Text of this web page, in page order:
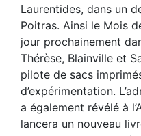
Laurentides, dans un
Poitras. Ainsi le Mois
jour prochainement
Thérèse, Blainville et
pilote de sacs
d’expérimentation.
a également révélé à
lancera un nouveau